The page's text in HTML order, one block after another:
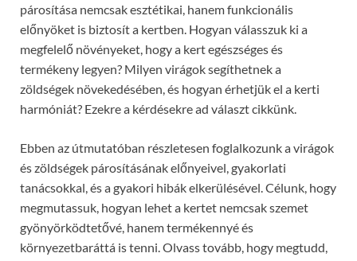
párosítása nemcsak esztétikai, hanem funkcionális
előnyöket is biztosít a kertben. Hogyan válasszuk ki a
megfelelő növényeket, hogy a kert egészséges és
termékeny legyen? Milyen virágok segíthetnek a
zöldségek növekedésében, és hogyan érhetjük el a kerti
harmóniát? Ezekre a kérdésekre ad választ cikkünk.
Ebben az útmutatóban részletesen foglalkozunk a virágok
és zöldségek párosításának előnyeivel, gyakorlati
tanácsokkal, és a gyakori hibák elkerülésével. Célunk, hogy
megmutassuk, hogyan lehet a kertet nemcsak szemet
gyönyörködtetővé, hanem termékennyé és
környezetbaráttá is tenni. Olvass tovább, hogy megtudd,